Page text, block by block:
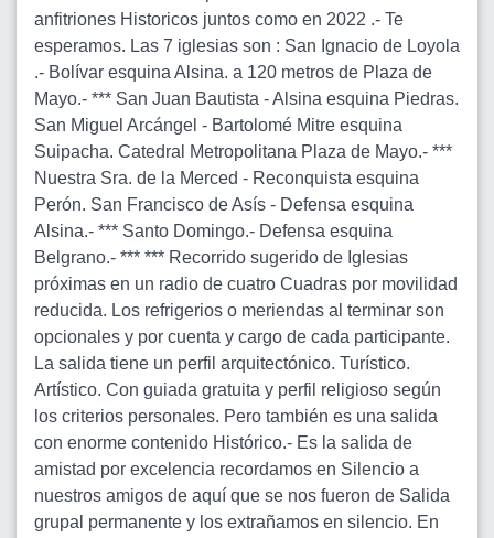
anfitriones Historicos juntos como en 2022 .- Te
esperamos. Las 7 iglesias son : San Ignacio de Loyola
.- Bolívar esquina Alsina. a 120 metros de Plaza de
Mayo.- *** San Juan Bautista - Alsina esquina Piedras.
San Miguel Arcángel - Bartolomé Mitre esquina
Suipacha. Catedral Metropolitana Plaza de Mayo.- ***
Nuestra Sra. de la Merced - Reconquista esquina
Perón. San Francisco de Asís - Defensa esquina
Alsina.- *** Santo Domingo.- Defensa esquina
Belgrano.- *** *** Recorrido sugerido de Iglesias
próximas en un radio de cuatro Cuadras por movilidad
reducida. Los refrigerios o meriendas al terminar son
opcionales y por cuenta y cargo de cada participante.
La salida tiene un perfil arquitectónico. Turístico.
Artístico. Con guiada gratuita y perfil religioso según
los criterios personales. Pero también es una salida
con enorme contenido Histórico.- Es la salida de
amistad por excelencia recordamos en Silencio a
nuestros amigos de aquí que se nos fueron de Salida
grupal permanente y los extrañamos en silencio. En